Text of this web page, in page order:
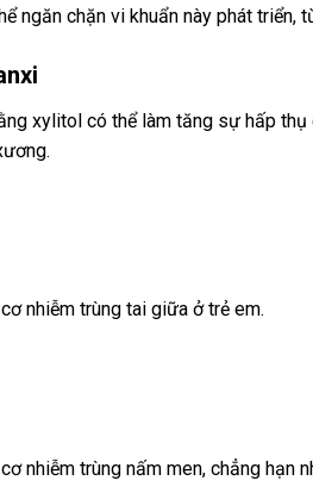
ngăn chặn vi khuẩn này phát triển,
xylitol có thể làm tăng sự hấp
nhiễm trùng tai giữa ở trẻ em.
nhiễm trùng nấm men, chẳng hạn